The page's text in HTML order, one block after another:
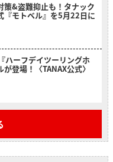
策&盗難抑止も！タナック
『モトベル』を5月22日に
ハーフデイツーリングホ
登場！〈TANAX公式〉